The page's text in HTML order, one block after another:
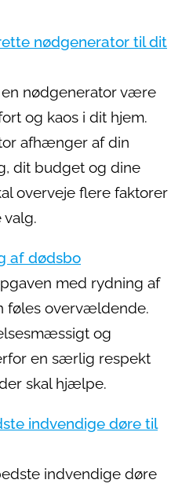
nødgenerator til dit
en nødgenerator være
og kaos i dit hjem.
afhænger af din
dit budget og dine
overveje flere faktorer
af dødsbo
med rydning af
føles overvældende.
og
en særlig respekt
skal hjælpe.
indvendige døre til
indvendige døre